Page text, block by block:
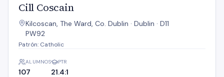
Cill Coscain
Kilcoscan, The Ward, Co. Dublin · Dublin · D11
PW92
Patrón: Catholic
ALUMNOS
107
PTR
21.4:1